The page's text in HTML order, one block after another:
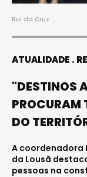
Rui da Cruz
ATUALIDADE
"DESTINOS
PROCURAM
DO
A coordenadora
da Lousã
pessoas na